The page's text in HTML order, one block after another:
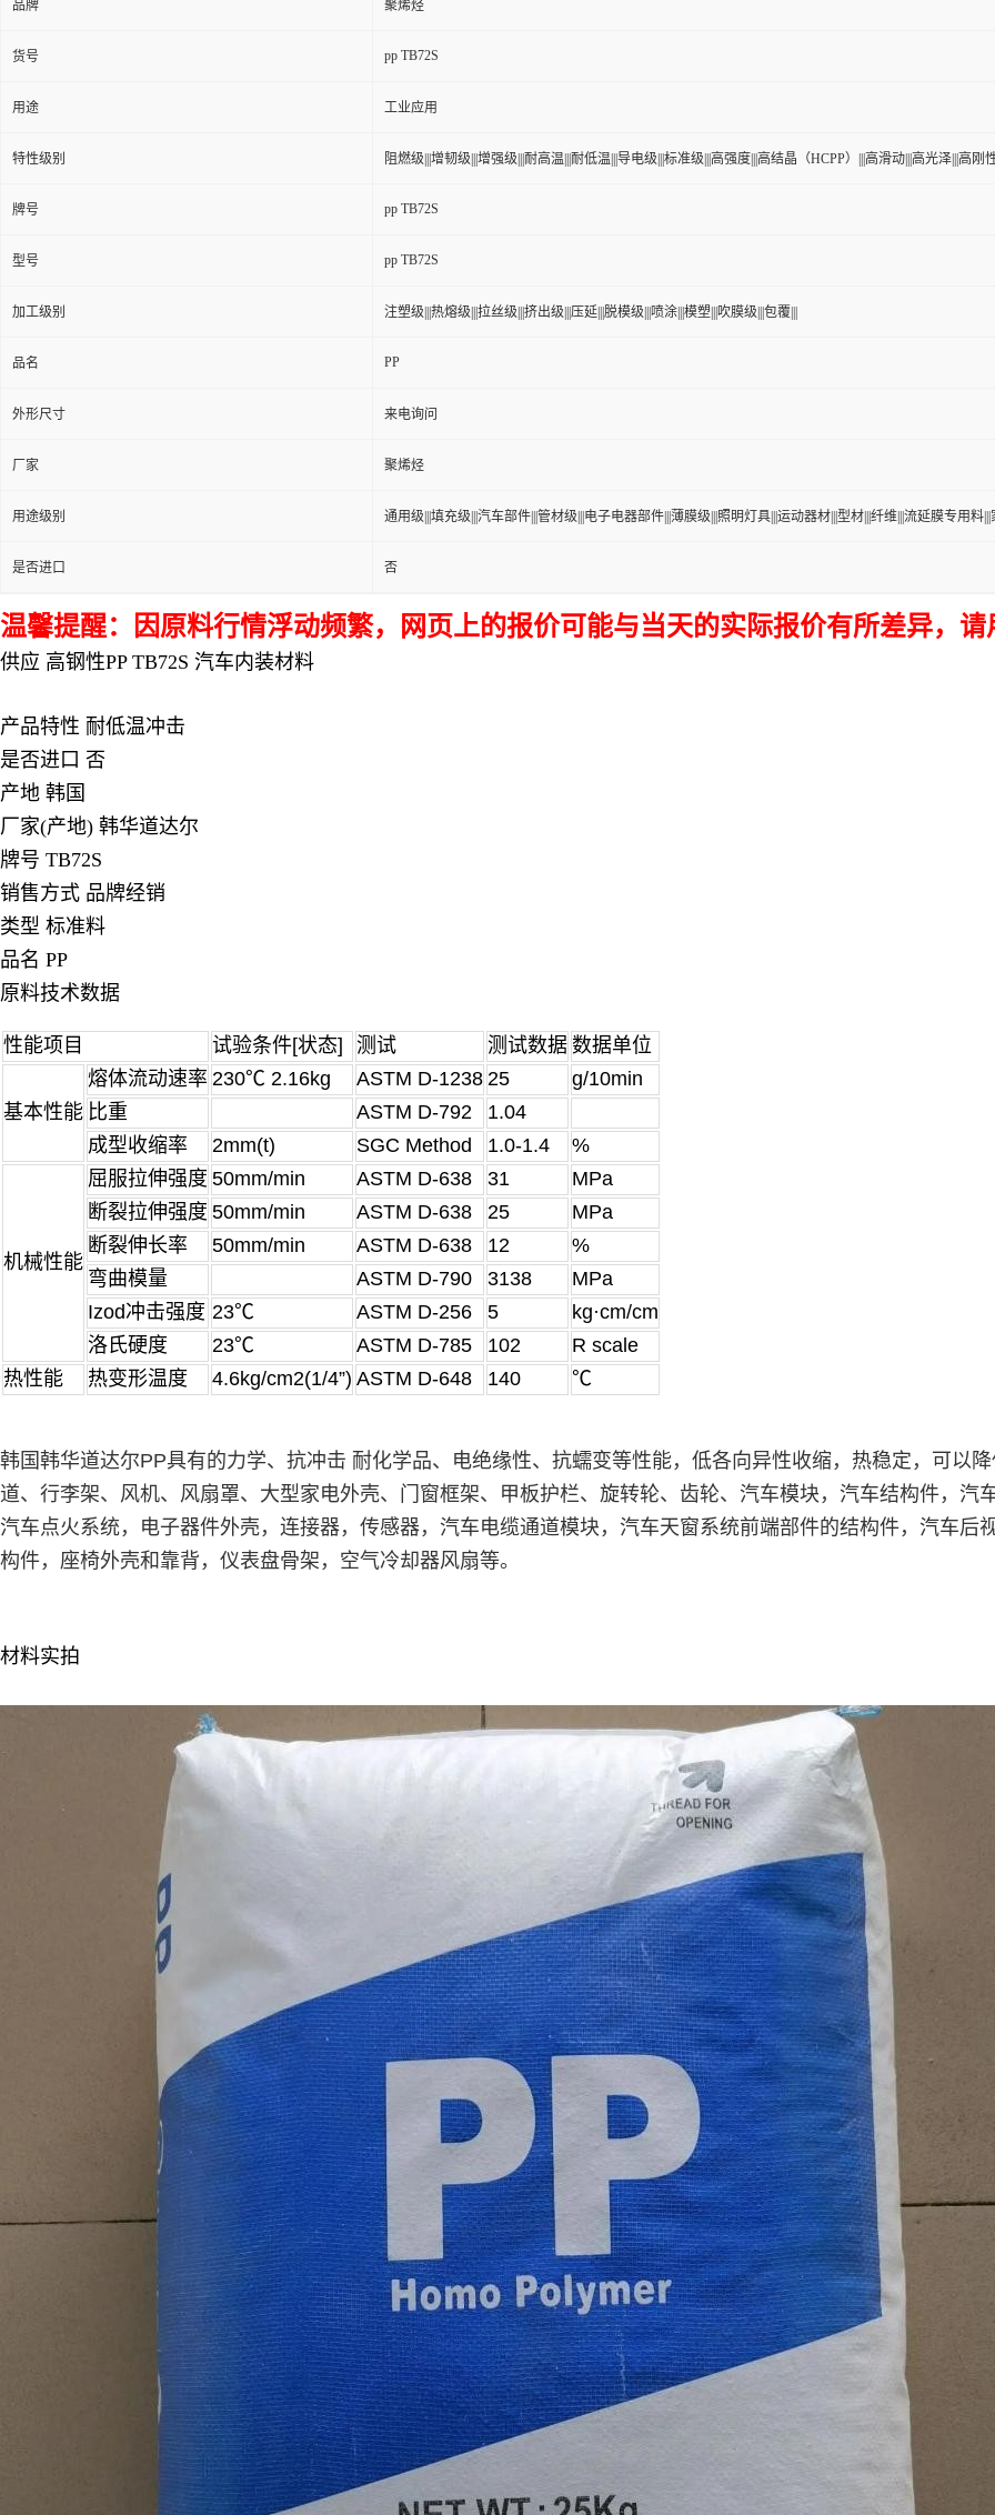
品牌 聚烯烃
货号 pp TB72S
用途 工业应用
特性级别 阻燃级|||增韧级|||增强级|||耐高温|||耐低温|||导电级|||标准级|||高强度|||高结晶（HCPP）|||高滑动|||高光泽|||高刚性
牌号 pp TB72S
型号 pp TB72S
加工级别 注塑级|||热熔级|||拉丝级|||挤出级|||压延|||脱模级|||喷涂|||模塑|||吹膜级|||包覆|||
品名 PP
外形尺寸 来电询问
厂家 聚烯烃
用途级别 通用级|||填充级|||汽车部件|||管材级|||电子电器部件|||薄膜级|||照明灯具|||运动器材|||型材|||纤维|||流延膜专用料|||
是否进口 否
温馨提醒：因原料行情浮动频繁，网页上的报价可能与当天的实际报价有所差异，
供应 高钢性PP TB72S 汽车内装材料
产品特性 耐低温冲击
是否进口 否
产地 韩国
厂家(产地) 韩华道达尔
牌号 TB72S
销售方式 品牌经销
类型 标准料
品名 PP
原料技术数据
性能项目 试验条件[状态] 测试 测试数据 数据单位
基本性能
熔体流动速率 230℃ 2.16kg ASTM D-1238 25
g/10min
比重
ASTM D-792
1.04
成型收缩率
2mm(t) SGC Method 1.0-1.4 %
机械性能
屈服拉伸强度 50mm/min ASTM D-638 31
MPa
断裂拉伸强度 50mm/min ASTM D-638 25
MPa
断裂伸长率
50mm/min ASTM D-638 12
%
弯曲模量
ASTM D-790 3138
MPa
Izod冲击强度 23℃ ASTM D-256 5
kg·cm/cm
洛氏硬度
23℃ ASTM D-785 102
R scale
热性能
热变形温度 4.6kg/cm2(1/4”) ASTM D-648 140 ℃
韩国韩华道达尔PP具有的力学、抗冲击 耐化学品、电绝缘性、抗蠕变等性能，低各向异性收缩，热稳定，可以
道、行李架、风机、风扇罩、大型家电外壳、门窗框架、甲板护栏、旋转轮、齿轮、汽车模块，汽车结构件，汽
汽车点火系统，电子器件外壳，连接器，传感器，汽车电缆通道模块，汽车天窗系统前端部件的结构件，汽车后
构件，座椅外壳和靠背，仪表盘骨架，空气冷却器风扇等。
材料实拍